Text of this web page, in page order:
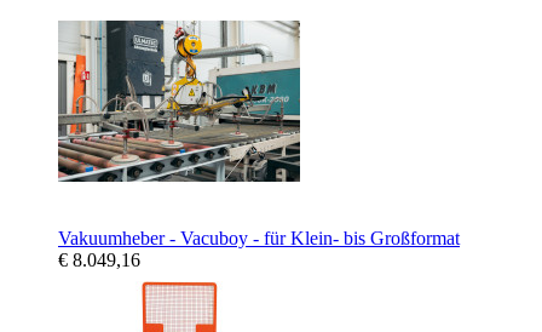
Vakuumheber - Vacuboy - für Klein- bis Großformat
€ 8.049,16